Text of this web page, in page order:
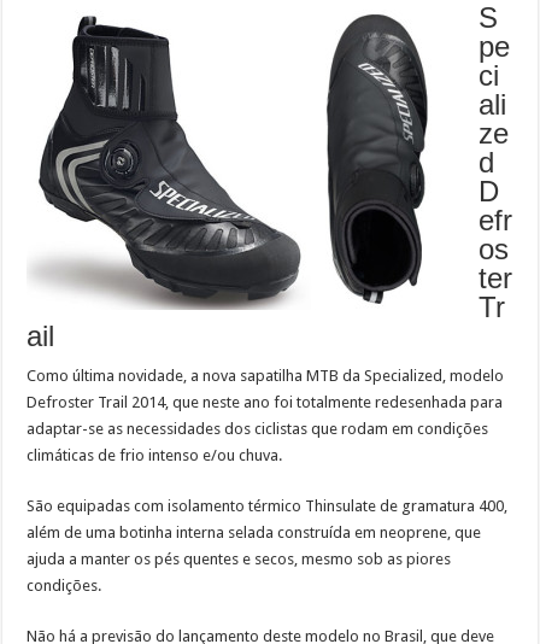
S
pe
ci
ali
ze
d
D
efr
os
ter
Tr
ail
Como última novidade, a nova sapatilha MTB da Specialized, modelo
Defroster Trail 2014, que neste ano foi totalmente redesenhada para
adaptar-se as necessidades dos ciclistas que rodam em condições
climáticas de frio intenso e/ou chuva.
São equipadas com isolamento térmico Thinsulate de gramatura 400,
além de uma botinha interna selada construída em neoprene, que
ajuda a manter os pés quentes e secos, mesmo sob as piores
condições.
Não há a previsão do lançamento deste modelo no Brasil, que deve